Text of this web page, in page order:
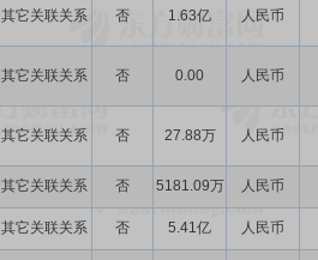
其它关联关系 否 1.63亿 人民币
其它关联关系 否 0.00 人民币
其它关联关系 否 27.88万 人民币
其它关联关系 否 5181.09万 人民币
其它关联关系 否 5.41亿 人民币